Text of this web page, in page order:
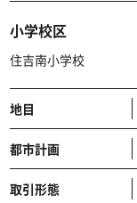
小学校区
住吉南小学校
地目
都市計画
取引形態